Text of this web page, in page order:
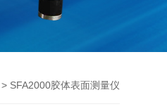
> SFA2000胶体表面测量仪